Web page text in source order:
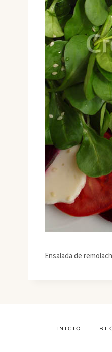
Ensalada de
INICIO